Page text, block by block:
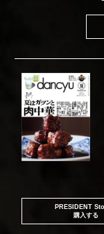
PRESIDENT
購入する